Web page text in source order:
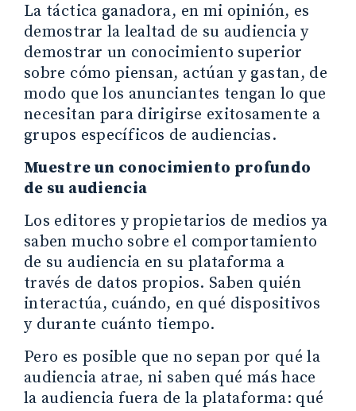
La táctica ganadora, en mi opinión, es
demostrar la lealtad de su audiencia y
demostrar un conocimiento superior
sobre cómo piensan, actúan y gastan, de
modo que los anunciantes tengan lo que
necesitan para dirigirse exitosamente a
grupos específicos de audiencias.
Muestre un conocimiento profundo
de su audiencia
Los editores y propietarios de medios ya
saben mucho sobre el comportamiento
de su audiencia en su plataforma a
través de datos propios. Saben quién
interactúa, cuándo, en qué dispositivos
y durante cuánto tiempo.
Pero es posible que no sepan por qué la
audiencia atrae, ni saben qué más hace
la audiencia fuera de la plataforma: qué